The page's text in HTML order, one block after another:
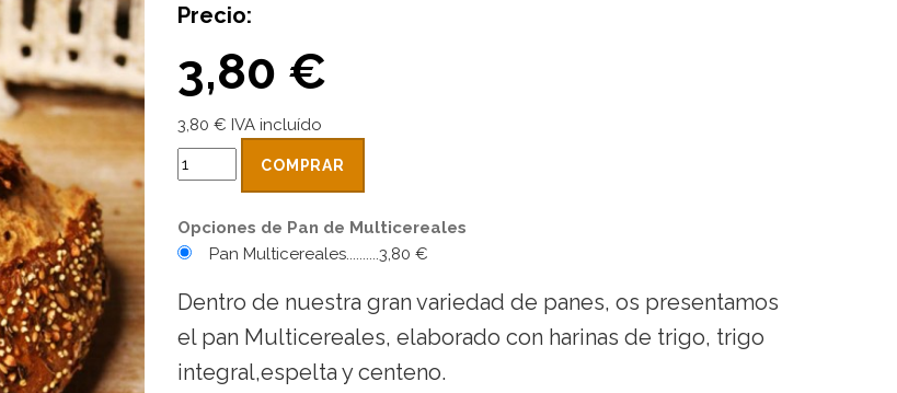
Precio:
3,80 €
3,80 € IVA incluído
COMPRAR
Opciones de Pan de Multicereales
Pan Multicereales..........3,80 €
Dentro de nuestra gran variedad de panes, os presentamos
el pan Multicereales, elaborado con harinas de trigo, trigo
integral,espelta y centeno.